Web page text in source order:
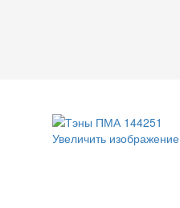
Увеличить изображение